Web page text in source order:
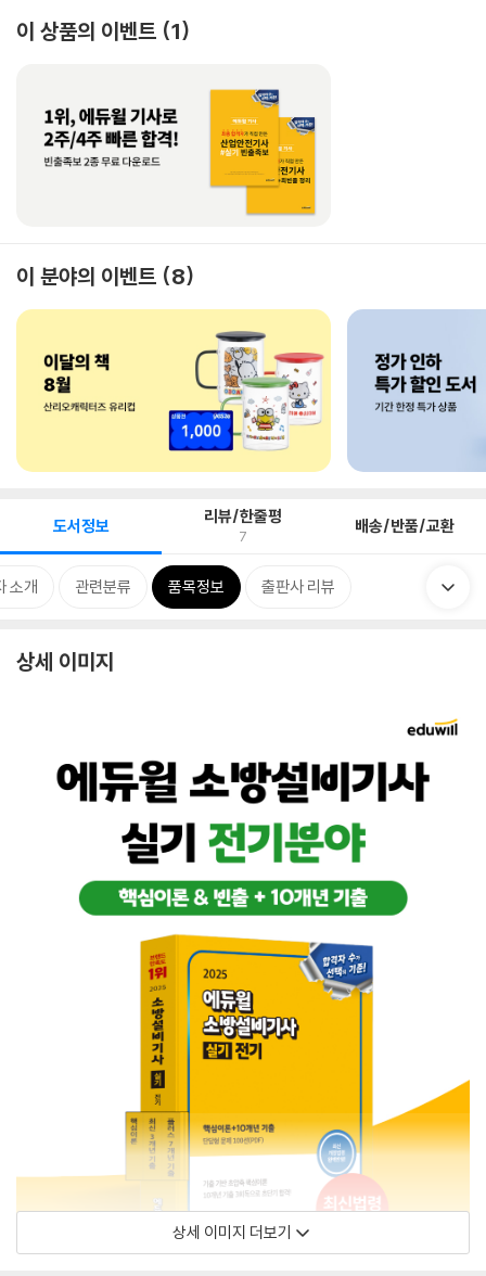
이 상품의 이벤트 1
이 분야의 이벤트 8
도서정보 리뷰/한줄평
7 배송/반품/교환
소개 관련분류 품목정보 출판사 리뷰
상세 이미지
상세 이미지 더보기